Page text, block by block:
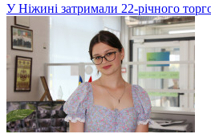
У Ніжині затримали 22-річного